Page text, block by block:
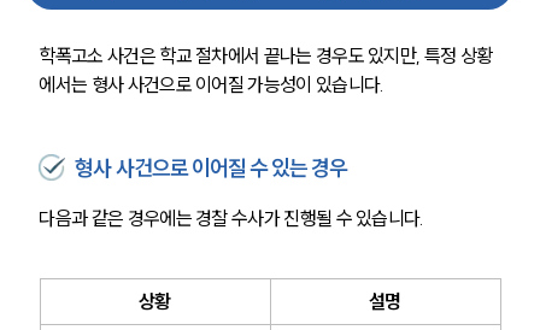
학폭고소 사건은 학교 절차에서 끝나는 경우도 있지만, 특정 상황
에서는 형사 사건으로 이어질 가능성이 있습니다.
형사 사건으로 이어질 수 있는 경우
다음과 같은 경우에는 경찰 수사가 진행될 수 있습니다.
상황
설명